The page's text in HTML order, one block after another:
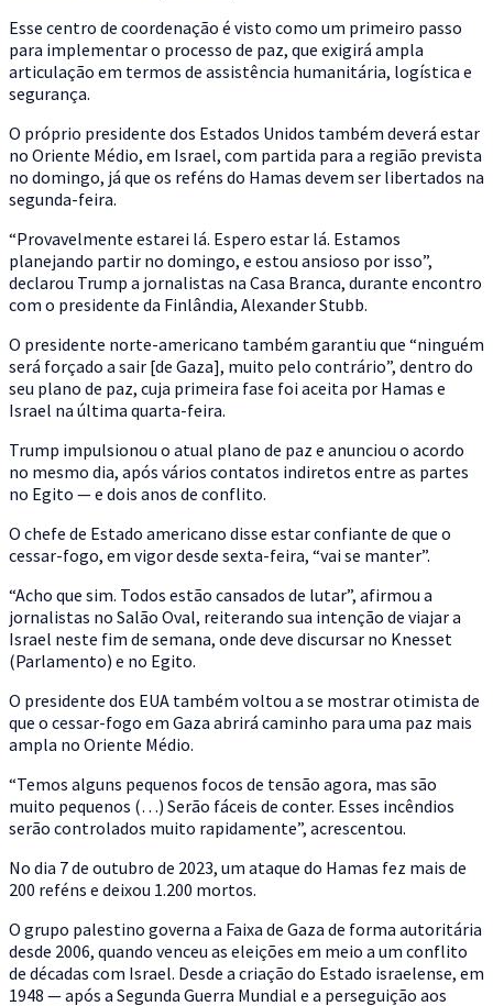
Esse centro de coordenação é visto como um primeiro passo
para implementar o processo de paz, que exigirá ampla
articulação em termos de assistência humanitária, logística e
segurança.
O próprio presidente dos Estados Unidos também deverá estar
no Oriente Médio, em Israel, com partida para a região prevista
no domingo, já que os reféns do Hamas devem ser libertados na
segunda-feira.
“Provavelmente estarei lá. Espero estar lá. Estamos
planejando partir no domingo, e estou ansioso por isso”,
declarou Trump a jornalistas na Casa Branca, durante encontro
com o presidente da Finlândia, Alexander Stubb.
O presidente norte-americano também garantiu que “ninguém
será forçado a sair [de Gaza], muito pelo contrário”, dentro do
seu plano de paz, cuja primeira fase foi aceita por Hamas e
Israel na última quarta-feira.
Trump impulsionou o atual plano de paz e anunciou o acordo
no mesmo dia, após vários contatos indiretos entre as partes
no Egito — e dois anos de conflito.
O chefe de Estado americano disse estar confiante de que o
cessar-fogo, em vigor desde sexta-feira, “vai se manter”.
“Acho que sim. Todos estão cansados de lutar”, afirmou a
jornalistas no Salão Oval, reiterando sua intenção de viajar a
Israel neste fim de semana, onde deve discursar no Knesset
(Parlamento) e no Egito.
O presidente dos EUA também voltou a se mostrar otimista de
que o cessar-fogo em Gaza abrirá caminho para uma paz mais
ampla no Oriente Médio.
“Temos alguns pequenos focos de tensão agora, mas são
muito pequenos (…) Serão fáceis de conter. Esses incêndios
serão controlados muito rapidamente”, acrescentou.
No dia 7 de outubro de 2023, um ataque do Hamas fez mais de
200 reféns e deixou 1.200 mortos.
O grupo palestino governa a Faixa de Gaza de forma autoritária
desde 2006, quando venceu as eleições em meio a um conflito
de décadas com Israel. Desde a criação do Estado israelense, em
1948 — após a Segunda Guerra Mundial e a perseguição aos